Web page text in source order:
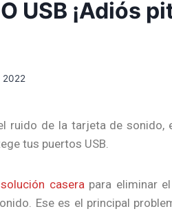
USB ¡Adiós
2022
ruido de la tarjeta de sonido,
tus puertos USB.
solución casera para eliminar
Ese es el principal